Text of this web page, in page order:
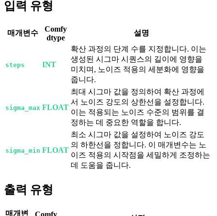
입력 유형
매개변수
Comfy
dtype
설명
steps INT
확산 과정의 단계 수를 지정합니다. 이는
생성된 시그마 시퀀스의 길이에 영향을
미치며, 노이즈 적용의 세분화에 영향을
줍니다.
sigma_max FLOAT
최대 시그마 값을 정의하여 확산 과정에
서 노이즈 강도의 상한선을 설정합니다.
이는 적용되는 노이즈 수준의 범위를 결
정하는 데 중요한 역할을 합니다.
sigma_min FLOAT
최소 시그마 값을 설정하여 노이즈 강도
의 하한선을 정합니다. 이 매개변수는 노
이즈 적용의 시작점을 세밀하게 조정하는
데 도움을 줍니다.
출력 유형
매개변 Comfy